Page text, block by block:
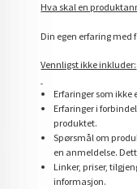
Hva skal en
Din egen erfaring med
Vennligst ikke inkluder:
Erfaringer som ikke
Erfaringer i
produktet.
Spørsmål om
en anmeldelse.
Linker, priser,
informasjon.